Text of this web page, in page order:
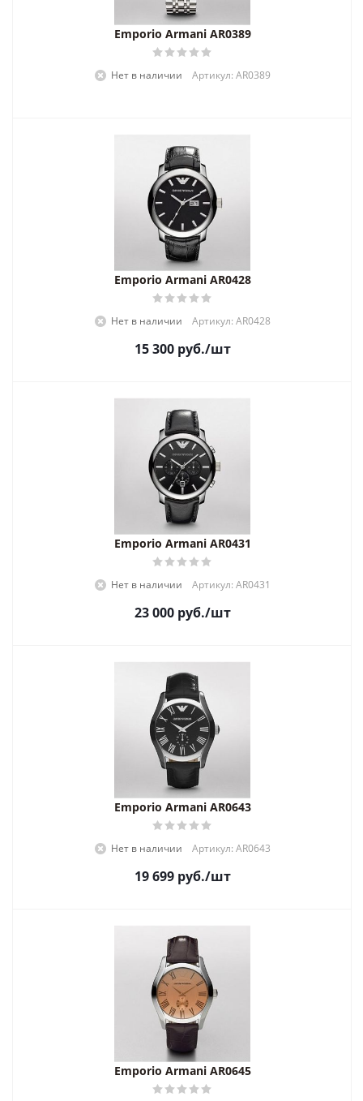
Emporio Armani AR0389
Нет в наличии Артикул: AR0389
Emporio Armani AR0428
Нет в наличии Артикул: AR0428
15 300руб./шт
Emporio Armani AR0431
Нет в наличии Артикул: AR0431
23 000руб./шт
Emporio Armani AR0643
Нет в наличии Артикул: AR0643
19 699руб./шт
Emporio Armani AR0645